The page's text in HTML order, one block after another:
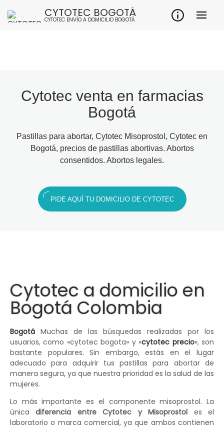
CYTOTEC BOGOTÁ
CYTOTEC ENVÍO A DOMICILIO BOGOTÁ
Cytotec venta en farmacias
Bogotá
Pastillas para abortar, Cytotec Misoprostol, Cytotec en
Bogotá, precios de pastillas abortivas. Abortos
consentidos. Abortos legales.
PIDE AQUÍ TU DOMICILIO DE CYTOTEC
Cytotec a domicilio en
Bogotá Colombia
Bogotá Muchas de las búsquedas realizadas por los
usuarios, como «cytotec bogota» y «cytotec precio«, son
bastante populares. Sin embargo, estás en el lugar
adecuado para adquirir tus pastillas para abortar de
manera segura, ya que nuestra prioridad es la salud de las
mujeres.
Lo más importante es el componente misoprostol. La
únicadiferencia entre Cytotec y Misoprostol es el
laboratorio o marca comercial, ya que ambos contienen